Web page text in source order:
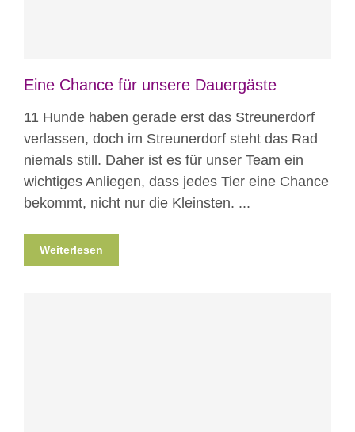
Eine Chance für unsere Dauergäste
11 Hunde haben gerade erst das Streunerdorf
verlassen, doch im Streunerdorf steht das Rad
niemals still. Daher ist es für unser Team ein
wichtiges Anliegen, dass jedes Tier eine Chance
bekommt, nicht nur die Kleinsten. ...
Weiterlesen